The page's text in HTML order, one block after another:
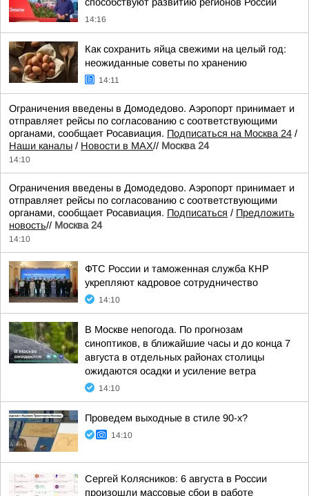
14:16
Как сохранить яйца свежими на целый год:
неожиданные советы по хранению
14:11
Ограничения введены в Домодедово. Аэропорт принимает и
отправляет рейсы по согласованию с соответствующими
органами, сообщает Росавиация. Подписаться на Москва 24 /
Наши каналы / Новости в MAX// Москва 24
14:10
Ограничения введены в Домодедово. Аэропорт принимает и
отправляет рейсы по согласованию с соответствующими
органами, сообщает Росавиация. Подписаться / Предложить
новость// Москва 24
14:10
ФТС России и таможенная служба КНР
укрепляют кадровое сотрудничество
14:10
В Москве непогода. По прогнозам
синоптиков, в ближайшие часы и до конца 7
августа в отдельных районах столицы
ожидаются осадки и усиление ветра
14:10
Проведем выходные в стиле 90-х?
14:10
Сергей Колясников: 6 августа в России
произошли массовые сбои в работе